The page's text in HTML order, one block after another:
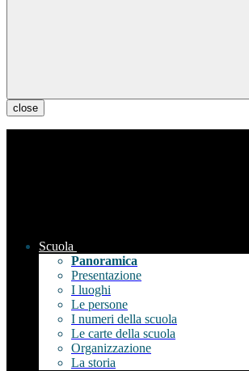
close
Scuola
Panoramica
Presentazione
I luoghi
Le persone
I numeri della scuola
Le carte della scuola
Organizzazione
La storia